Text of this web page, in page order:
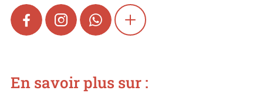
FACEBOOKINSTAGRAMWHATSAPPSHOW MORE
En savoir plus sur :